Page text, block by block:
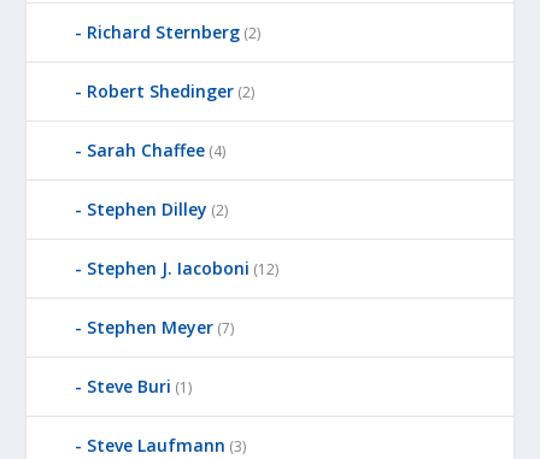
Richard Sternberg (2)
Robert Shedinger (2)
Sarah Chaffee (4)
Stephen Dilley (2)
Stephen J. Iacoboni (12)
Stephen Meyer (7)
Steve Buri (1)
Steve Laufmann (3)